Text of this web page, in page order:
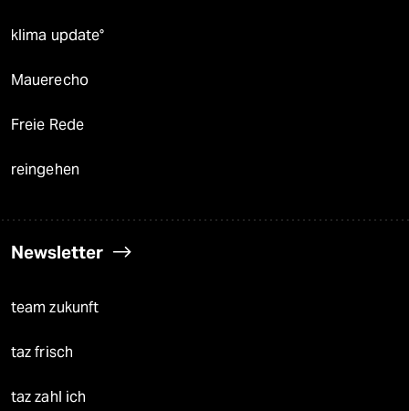
klima update°
Mauerecho
Freie Rede
reingehen
Newsletter
team zukunft
taz frisch
taz zahl ich